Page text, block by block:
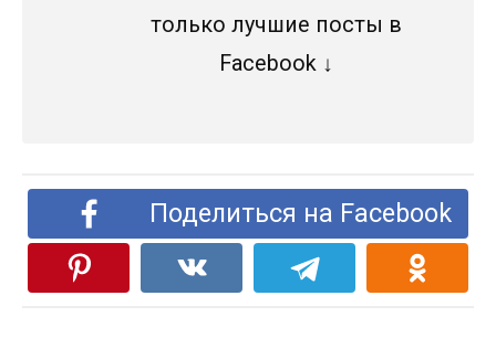
только лучшие посты в
Facebook ↓
Поделиться на Facebook